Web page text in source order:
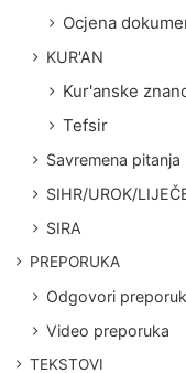
Ocjena
KUR'AN
Kur'anske
Tefsir
Savremena pitanja
SIHR/UROK/
SIRA
PREPORUKA
Odgovori
Video preporuka
TEKSTOVI